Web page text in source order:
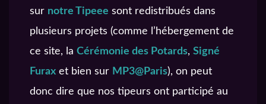
sur notre Tipeee sont redistribués dans
plusieurs projets (comme l’hébergement de
ce site, la Cérémonie des Potards, Signé
Furax et bien sur MP3@Paris), on peut
donc dire que nos tipeurs ont participé au